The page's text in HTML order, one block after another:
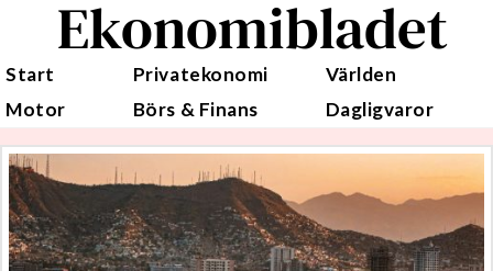
Ekonomibladet
Start Privatekonomi
Världen
Motor
Börs & Finans Dagligvaror